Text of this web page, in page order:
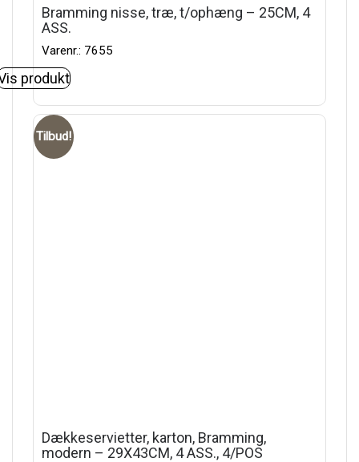
Bramming nisse, træ, t/ophæng – 25CM, 4
ASS.
Varenr.: 7655
produkt
Tilbud!
Dækkeservietter, karton, Bramming,
modern – 29X43CM, 4 ASS., 4/POS